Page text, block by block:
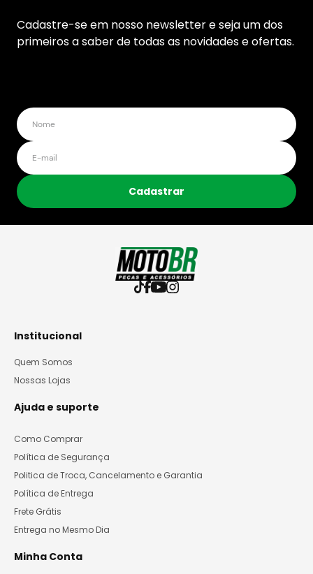
Cadastre-se em nosso newsletter e seja um dos
primeiros a saber de todas as novidades e ofertas.
Cadastrar
Institucional
Quem Somos
Nossas Lojas
Ajuda e suporte
Como Comprar
Política de Segurança
Politica de Troca, Cancelamento e Garantia
Política de Entrega
Frete Grátis
Entrega no Mesmo Dia
Minha Conta